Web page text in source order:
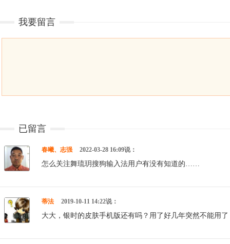
我要留言
已留言
春曦、志强 2022-03-28 16:09说：
怎么关注舞琉玥搜狗输入法用户有没有知道的……
蒂法 2019-10-11 14:22说：
大大，银时的皮肤手机版还有吗？用了好几年突然不能用